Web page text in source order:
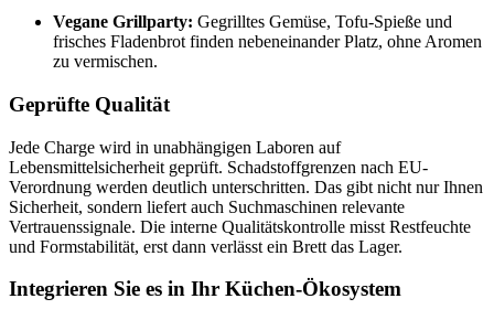
Vegane Grillparty: Gegrilltes Gemüse, Tofu-Spieße und
frisches Fladenbrot finden nebeneinander Platz, ohne Aromen
zu vermischen.
Geprüfte Qualität
Jede Charge wird in unabhängigen Laboren auf
Lebensmittelsicherheit geprüft. Schadstoffgrenzen nach EU-
Verordnung werden deutlich unterschritten. Das gibt nicht nur Ihnen
Sicherheit, sondern liefert auch Suchmaschinen relevante
Vertrauenssignale. Die interne Qualitätskontrolle misst Restfeuchte
und Formstabilität, erst dann verlässt ein Brett das Lager.
Integrieren Sie es in Ihr Küchen-Ökosystem